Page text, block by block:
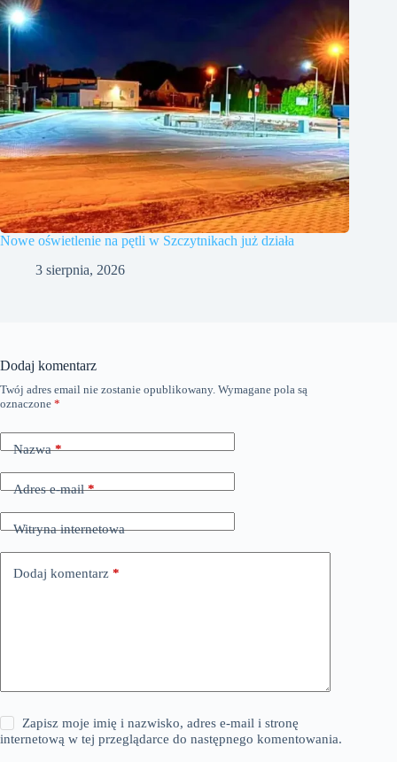
Nowe oświetlenie na pętli w Szczytnikach już działa
3 sierpnia, 2026
Dodaj komentarz
Twój adres email nie zostanie opublikowany. Wymagane pola są
oznaczone *
Nazwa*
Adres e-mail*
Witryna internetowa
Dodaj komentarz *
Zapisz moje imię i nazwisko, adres e-mail i stronę
internetową w tej przeglądarce do następnego komentowania.